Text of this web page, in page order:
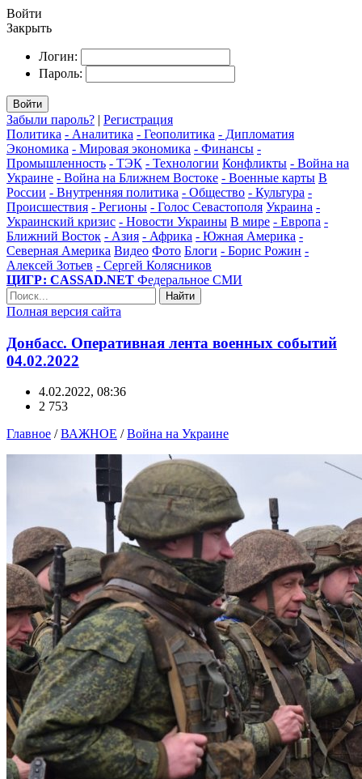
Войти
Закрыть
Логин:
Пароль:
Войти
Забыли пароль? | Регистрация
Политика - Аналитика - Геополитика - Дипломатия
Экономика - Мировая экономика - Финансы -
Промышленность - ТЭК - Технологии Конфликты - Война на
Украине - Война на Ближнем Востоке - Военные карты В
России - Внутренняя политика - Общество - Культура -
Происшествия - Регионы - Голос Севастополя Украина -
Украинский кризис - Новости Украины В мире - Европа -
Ближний Восток - Азия - Африка - Южная Америка -
Северная Америка Видео Фото Блоги - Борис Рожин -
Алексей Зотьев - Сергей Колясников
ЦИГР: CASSAD.NET Федеральное СМИ
Найти
Полная версия сайта
Донбасс. Оперативная лента военных событий
04.02.2022
4.02.2022, 08:36
2 753
Главное /ВАЖНОЕ /Война на Украине